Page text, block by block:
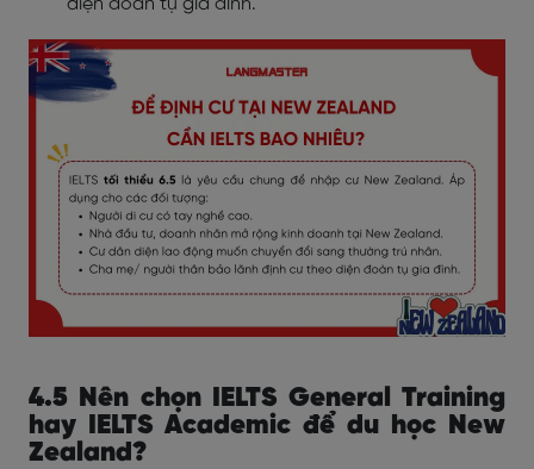
diện đoàn tụ gia đình.
4.5 Nên chọn IELTS General Training
hay IELTS Academic để du học New
Zealand?